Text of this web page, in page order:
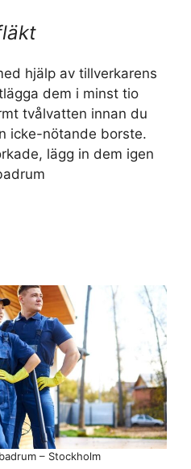
hjälp av tillverkarens
dem i minst tio
tvålvatten innan du
icke-nötande borste.
lägg in dem igen
– Stockholm